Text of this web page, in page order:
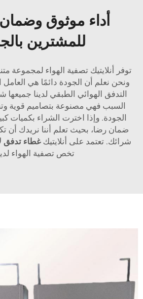
أداء موثوق
للمشترين
توفر أنلايتيك تصفية الهواء لمجموعة
ونحن نعلم أن الجودة دائمًا هي
التدفق الهوائي الطبقي لدينا جميعها
السبب فهي مصنوعة بتصاميم قوية
الجودة. وإذا اخترت الشراء بكميات
ضمان رضا، بحيث تعلم أننا نريدك أن
شرائك. تعتمد على أنلايتيكغطاء تدفق
تخص تصفية الهواء